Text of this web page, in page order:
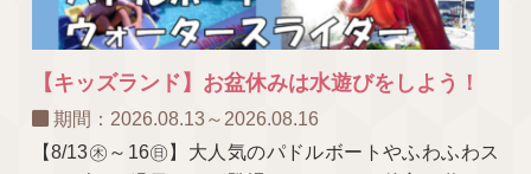
【キッズランド】お盆休みは水遊びをしよう！
期間：2026.08.13～2026.08.16
【8/13㊍～16㊐】大人気のパドルボートやふわふわス